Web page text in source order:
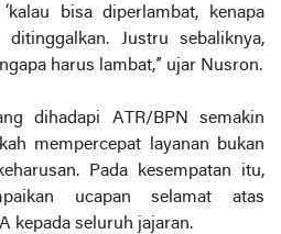
bisa diperlambat, kenapa
ditinggalkan. Justru sebaliknya,
harus lambat,” ujar Nusron.
dihadapi ATR/BPN semakin
mempercepat layanan bukan
Pada kesempatan itu,
ucapan selamat atas
kepada seluruh jajaran.